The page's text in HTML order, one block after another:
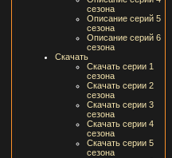
сезона
Описание серий 5
сезона
Описание серий 6
сезона
Скачать
Скачать серии 1
сезона
Скачать серии 2
сезона
Скачать серии 3
сезона
Скачать серии 4
сезона
Скачать серии 5
сезона